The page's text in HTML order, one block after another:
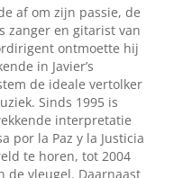
af om zijn passie, de
zanger en gitarist van
ontmoette hij
in Javier’s
de ideale vertolker
Sinds 1995 is
interpretatie
por la Paz y la Justicia
te horen, tot 2004
de vleugel. Daarnaast